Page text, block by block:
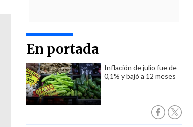
En portada
Inflación de julio fue de
0,1% y bajó a 12 meses